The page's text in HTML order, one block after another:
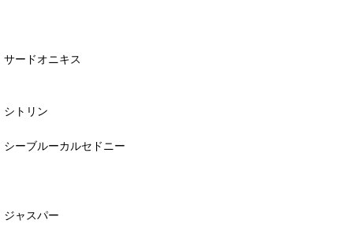
サードオニキス
シトリン
シーブルーカルセドニー
ジャスパー